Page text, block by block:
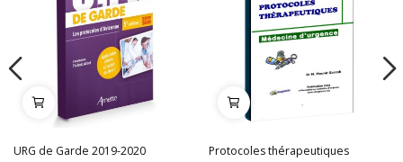
URG de Garde 2019-2020 Protocoles thérapeutiques